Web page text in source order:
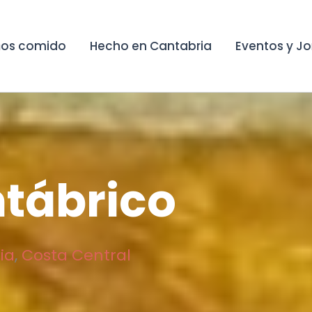
comido Hecho en Cantabria Eventos y
, Costa Central